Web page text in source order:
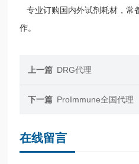
专业订购国内外试剂耗材，常
作。
上一篇 DRG代理
下一篇 ProImmune全国代理
在线留言